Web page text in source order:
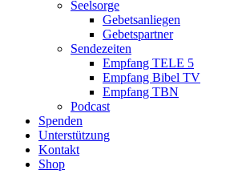
Seelsorge
Gebetsanliegen
Gebetspartner
Sendezeiten
Empfang TELE 5
Empfang Bibel TV
Empfang TBN
Podcast
Spenden
Unterstützung
Kontakt
Shop